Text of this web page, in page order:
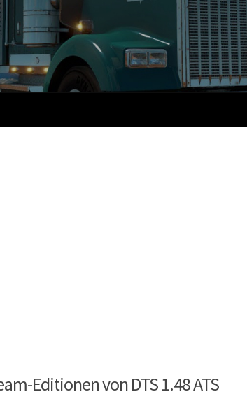
Editionen von DTS 1.48 ATS